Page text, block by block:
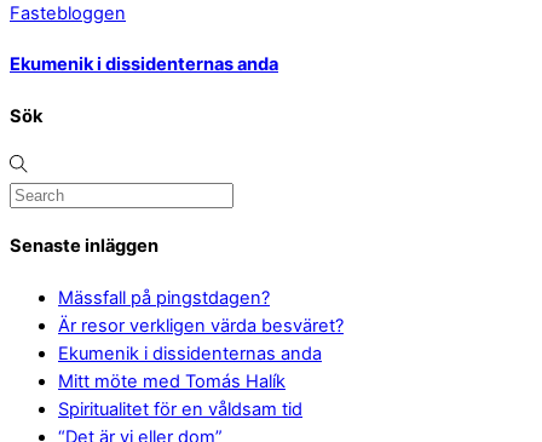
Fastebloggen
Ekumenik i dissidenternas anda
Sök
Senaste inläggen
Mässfall på pingstdagen?
Är resor verkligen värda besväret?
Ekumenik i dissidenternas anda
Mitt möte med Tomás Halík
Spiritualitet för en våldsam tid
“Det är vi eller dom”